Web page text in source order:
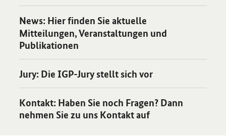
News: Hier finden Sie aktuelle
Mitteilungen, Veranstaltungen und
Publikationen
Öffnet Einzelsicht
Jury: Die IGP-Jury stellt sich vor
Öffnet Einzelsicht
Kontakt: Haben Sie noch Fragen? Dann
nehmen Sie zu uns Kontakt auf
Öffnet Einzelsicht